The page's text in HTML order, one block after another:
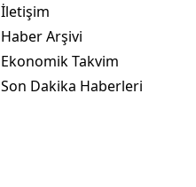
Batman
Şırnak
İletişim
Haber Arşivi
Ekonomik Takvim
Son Dakika Haberleri